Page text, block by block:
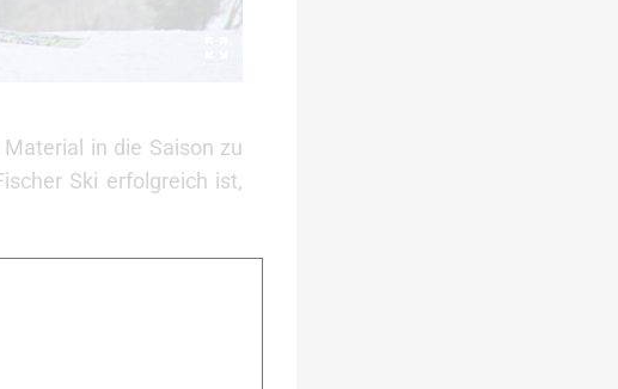
in die Saison zu
Ski erfolgreich ist,
aus Polen
wie sie bei ihren
stellte. Auch der RCS